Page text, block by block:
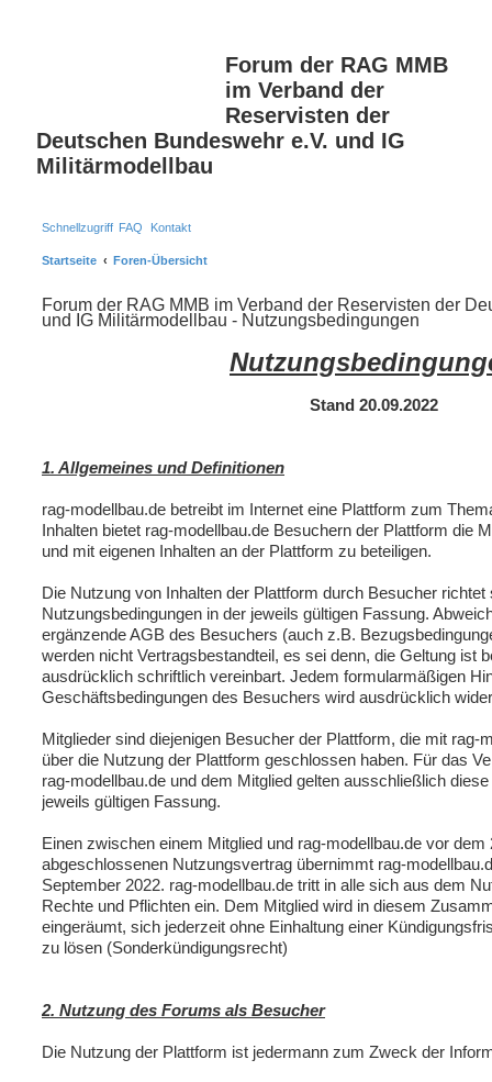
Forum der RAG MMB
im Verband der
Reservisten der
Deutschen Bundeswehr e.V. und IG
Militärmodellbau
Schnellzugriff FAQ Kontakt
Startseite Foren-Übersicht
Forum der RAG MMB im Verband der Reservisten der
und IG Militärmodellbau - Nutzungsbedingungen
Stand 20.09.2022
1. Allgemeines und Definitionen
rag-modellbau.de betreibt im Internet eine Plattform zum
Inhalten bietet rag-modellbau.de Besuchern der Plattform die
und mit eigenen Inhalten an der Plattform zu beteiligen.
Die Nutzung von Inhalten der Plattform durch Besucher richtet
Nutzungsbedingungen in der jeweils gültigen Fassung.
ergänzende AGB des Besuchers (auch z.B.
werden nicht Vertragsbestandteil, es sei denn, die Geltung ist
ausdrücklich schriftlich vereinbart. Jedem formularmäßigen
Geschäftsbedingungen des Besuchers wird ausdrücklich
Mitglieder sind diejenigen Besucher der Plattform, die mit rag-
über die Nutzung der Plattform geschlossen haben. Für das
rag-modellbau.de und dem Mitglied gelten ausschließlich
jeweils gültigen Fassung.
Einen zwischen einem Mitglied und rag-modellbau.de vor dem
abgeschlossenen Nutzungsvertrag übernimmt rag-
September 2022. rag-modellbau.de tritt in alle sich aus dem
Rechte und Pflichten ein. Dem Mitglied wird in diesem
eingeräumt, sich jederzeit ohne Einhaltung einer
zu lösen (Sonderkündigungsrecht)
2. Nutzung des Forums als Besucher
Die Nutzung der Plattform ist jedermann zum Zweck der